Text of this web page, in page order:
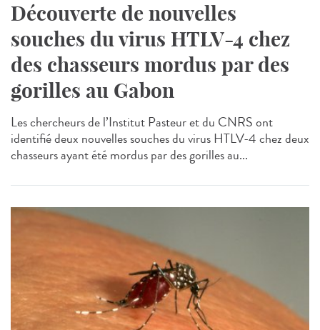
Découverte de nouvelles
souches du virus HTLV-4 chez
des chasseurs mordus par des
gorilles au Gabon
Les chercheurs de l’Institut Pasteur et du CNRS ont
identifié deux nouvelles souches du virus HTLV-4 chez deux
chasseurs ayant été mordus par des gorilles au...